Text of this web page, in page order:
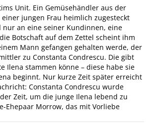
Unit. Ein Gemüsehändler aus der
jungen Frau heimlich zugesteckt
an eine seiner Kundinnen, eine
Botschaft auf dem Zettel scheint ihm
Mann gefangen gehalten werde, der
zu Constanta Condrescu. Die gibt
Ilena stammen könne – diese habe sie
beginnt. Nur kurze Zeit später erreicht
Constanta Condrescu wurde
Zeit, um die junge Ilena lebend zu
Ehepaar Morrow, das mit Vorliebe